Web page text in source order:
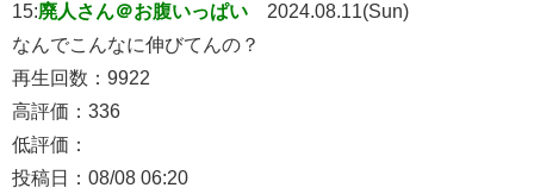
15:廃人さん＠お腹いっぱい
2024.08.11(Sun)
なんでこんなに伸びてんの？
再生回数：9922
高評価：336
低評価：
投稿日：08/08 06:20